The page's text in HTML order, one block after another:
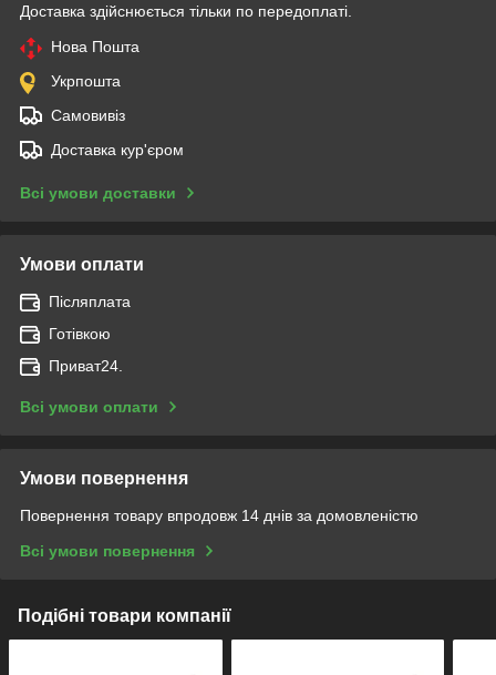
Доставка здійснюється тільки по передоплаті.
Нова Пошта
Укрпошта
Самовивіз
Доставка кур'єром
Всі умови доставки
Умови оплати
Післяплата
Готівкою
Приват24.
Всі умови оплати
Умови повернення
Повернення товару впродовж 14 днів за домовленістю
Всі умови повернення
Подібні товари компанії